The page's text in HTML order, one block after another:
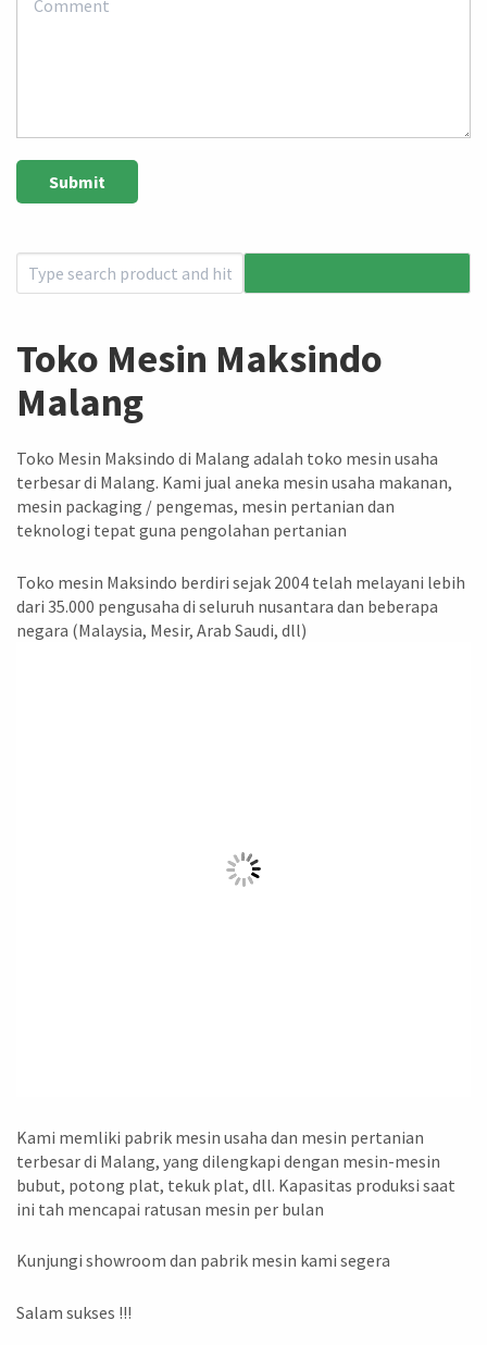
Toko Mesin Maksindo
Malang
Toko Mesin Maksindo di Malang adalah toko mesin usaha
terbesar di Malang. Kami jual aneka mesin usaha makanan,
mesin packaging / pengemas, mesin pertanian dan
teknologi tepat guna pengolahan pertanian
Toko mesin Maksindo berdiri sejak 2004 telah melayani lebih
dari 35.000 pengusaha di seluruh nusantara dan beberapa
negara (Malaysia, Mesir, Arab Saudi, dll)
Kami memliki pabrik mesin usaha dan mesin pertanian
terbesar di Malang, yang dilengkapi dengan mesin-mesin
bubut, potong plat, tekuk plat, dll. Kapasitas produksi saat
ini tah mencapai ratusan mesin per bulan
Kunjungi showroom dan pabrik mesin kami segera
Salam sukses !!!